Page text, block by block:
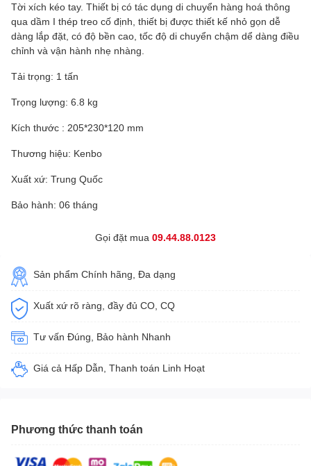
Tời xích kéo tay. Thiết bị có tác dụng di chuyển hàng hoá thông
qua dầm I thép treo cố định, thiết bị được thiết kế nhỏ gọn dễ
dàng lắp đặt, có độ bền cao, tốc độ di chuyển chậm dể dàng điều
chỉnh và vận hành nhẹ nhàng.
Tải trọng: 1 tấn
Trọng lượng: 6.8 kg
Kích thước : 205*230*120 mm
Thương hiệu: Kenbo
Xuất xứ: Trung Quốc
Bảo hành: 06 tháng
Gọi đặt mua 09.44.88.0123
Sản phẩm Chính hãng, Đa dạng
Xuất xứ rõ ràng, đầy đủ CO, CQ
Tư vấn Đúng, Bảo hành Nhanh
Giá cả Hấp Dẫn, Thanh toán Linh Hoạt
Phương thức thanh toán